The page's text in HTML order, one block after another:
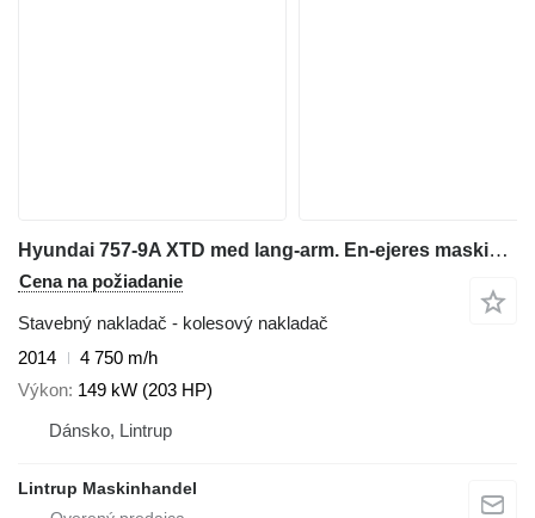
Hyundai 757-9A XTD med lang-arm. En-ejeres maskine med Lock-UP
Cena na požiadanie
Stavebný nakladač - kolesový nakladač
2014
4 750 m/h
Výkon 149 kW (203 HP)
Dánsko, Lintrup
Lintrup Maskinhandel